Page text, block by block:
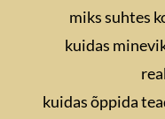
miks suhtes
kuidas
kuidas õppida